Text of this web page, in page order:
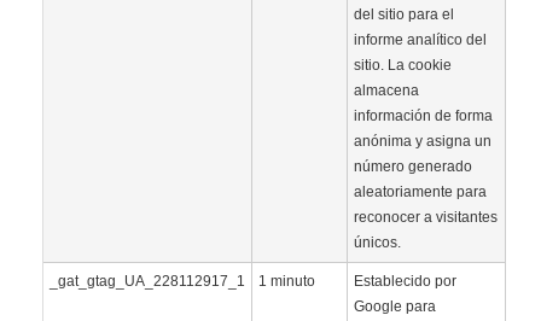
del sitio para el
informe analítico del
sitio. La cookie
almacena
información de forma
anónima y asigna un
número generado
aleatoriamente para
reconocer a visitantes
únicos.
_gat_gtag_UA_228112917_1 1 minuto
Establecido por
Google para